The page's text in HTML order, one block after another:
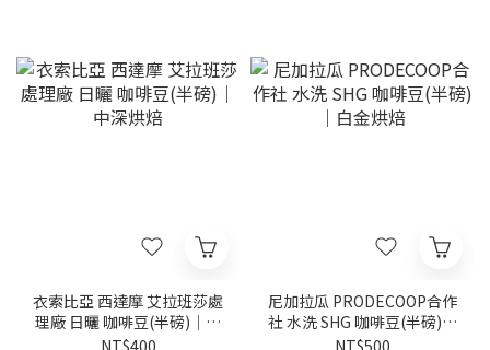
衣索比亞 西達摩 艾拉班莎處
理廠 日曬 咖啡豆(半磅)｜中
深烘焙
尼加拉瓜 PRODECOOP合作
社 水洗 SHG 咖啡豆(半磅)｜
白金烘焙